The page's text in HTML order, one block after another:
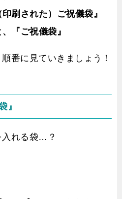
刷された）ご祝儀袋』
『ご祝儀袋』
番に見ていきましょう！
』
入れる袋…？